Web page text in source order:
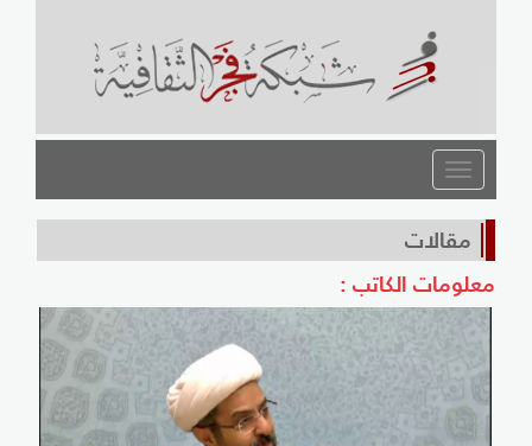
القائمة
مقالات
معلومات الكاتب :